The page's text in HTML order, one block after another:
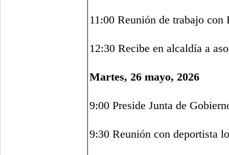
11:00 Reunión de trabajo
12:30 Recibe en alcaldía a
Martes, 26 mayo, 2026
9:00 Preside Junta de
9:30 Reunión con deportista